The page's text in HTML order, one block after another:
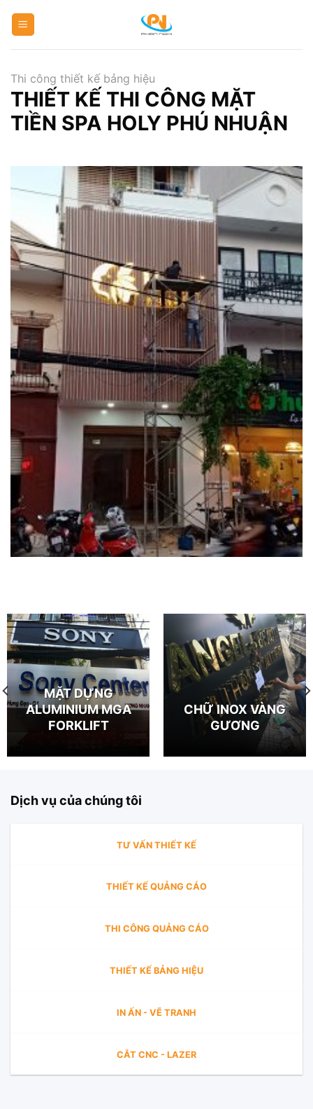
Thi công thiết kế bảng hiệu
THIẾT KẾ THI CÔNG MẶT
TIỀN SPA HOLY PHÚ NHUẬN
MẶT DỰNG
ALUMINIUM MGA
FORKLIFT
CHỮ INOX VÀNG
GƯƠNG
Dịch vụ của chúng tôi
TƯ VẤN THIẾT KẾ
THIẾT KẾ QUẢNG CÁO
THI CÔNG QUẢNG CÁO
THIẾT KẾ BẢNG HIỆU
IN ẤN - VẼ TRANH
CẮT CNC - LAZER